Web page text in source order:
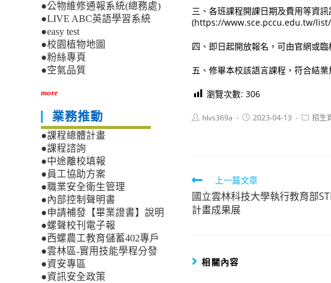
三、各班課程開課日期及費用等資
(https://www.sce.pccu.edu.tw/
四、即日起開放報名，可由官網或
五、修畢本校該語言課程，符合結
瀏覽次數: 306
Posthlvs369a
Post2023-04-13
Post招生
Read
more
articles
上一篇文章
國立雲林科技大學執行教育部
計畫成果展
相關內容
●公物維修通報系統(總務處)
●LIVE ABC英語學習系統
●easy test
●校園植物地圖
●粉絲專頁
●空氣品質
more
業務推動
●課程總體計畫
●課程諮詢
●中途離校填報
●員工協助方案
●職業安全衛生管理
●內部控制聲明書
●申請補發【畢業證書】說明
●螺聲校刊電子報
●西螺農工教育儲蓄402專戶
●雲林區-實用技能學程分發
●資安專區
●資訊安全政策